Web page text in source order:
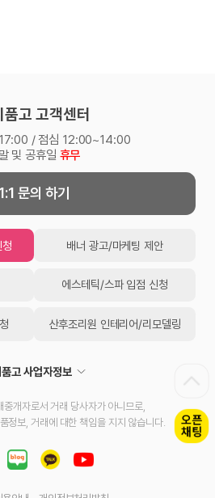
품고 고객센터
/ 점심 12:00~14:00
및 공휴일 휴무
1:1 문의 하기
배너 광고/마케팅 제안
에스테틱/스파 입점 신청
산후조리원 인테리어/리모델링
고 사업자정보
개자로서 거래 당사자가 아니므로,
정보, 거래에 대한 책임을 지지 않습니다.